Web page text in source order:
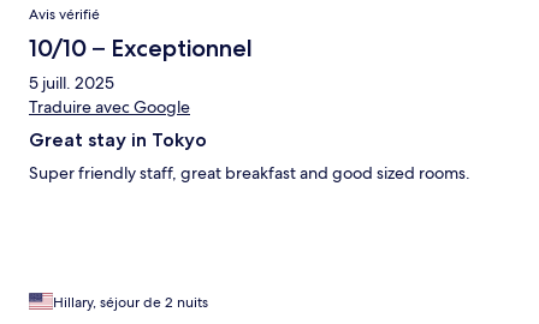
Avis vérifié
10/10 – Exceptionnel
5 juill. 2025
Traduire avec Google
Great stay in Tokyo
Super friendly staff, great breakfast and good sized rooms.
Hillary, séjour de 2 nuits